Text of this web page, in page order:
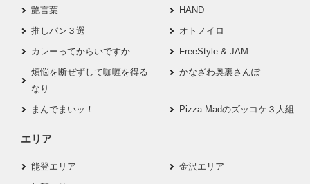
艶言葉
HAND
推しパン３選
オトノイロ
カレーってからいですか
FreeStyle & JAM
煩悩を断ぜずして咖喱を得る
なり
かなざわ奥裏さんぽ
まんでまいッ！ Pizza Madのズッコケ３人組
エリア
能登エリア
金沢エリア